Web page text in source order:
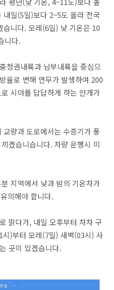
일(5일)보다 2~5도 올라 전국
니다. 모레(6일) 낮 기온은 10
니다.
청권내륙과 남부내륙을 중심으
울로 변해 연무가 발생하여 200
시야를 답답하게 하는 안개가
량과 도로에서는 수증기가 풍
겠습니습니다. 차량 운행시 미
지역에서 낮과 밤의 기온차가
의해야 합니다.
맑다가, 내일 오후부터 차차 구
)부터 모레(7일) 새벽(03시) 사
곳이 있겠습니다.